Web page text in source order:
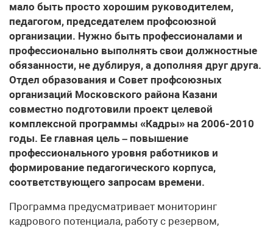
мало быть просто хорошим руководителем,
педагогом, председателем профсоюзной
организации. Нужно быть профессионалами и
профессионально выполнять свои должностные
обязанности, не дублируя, а дополняя друг друга.
Отдел образования и Совет профсоюзных
организаций Московского района Казани
совместно подготовили проект целевой
комплексной программы «Кадры» на 2006-2010
годы. Ее главная цель – повышение
профессионального уровня работников и
формирование педагогического корпуса,
соответствующего запросам времени.
Программа предусматривает мониторинг
кадрового потенциала, работу с резервом,